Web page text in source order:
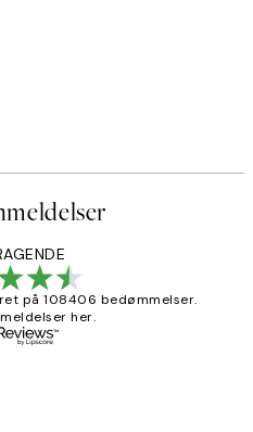
på 108406 bedømmelser.
her.